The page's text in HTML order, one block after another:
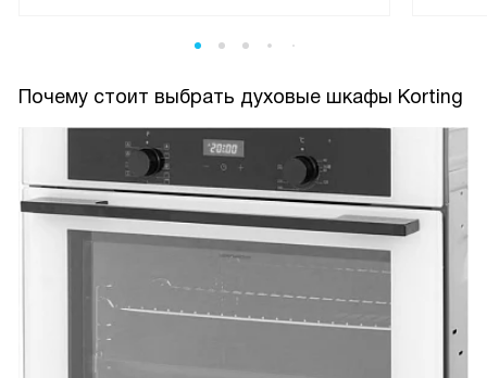
Почему стоит выбрать духовые шкафы Korting